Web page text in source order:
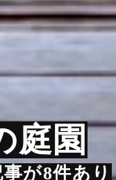
庭園
が8件あり